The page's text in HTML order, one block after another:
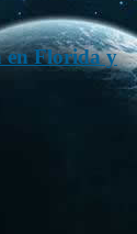
en Florida y